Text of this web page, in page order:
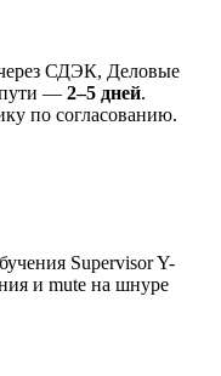
СДЭК, Деловые
— 2–5 дней.
по согласованию.
Supervisor Y-
и mute на шнуре